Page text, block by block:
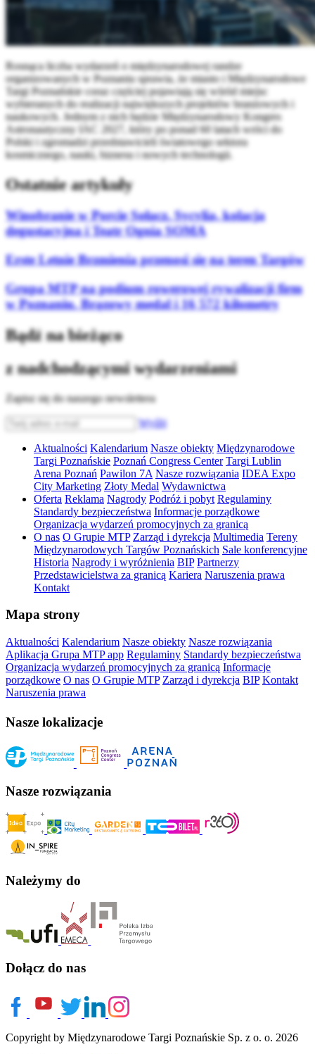
Rosnąca liczba wydarzeń o międzynarodowej randze
organizowanych w Poznaniu sprawia, że miasto i Międzynarodowe
Targi Poznańskie coraz częściej pojawiają się wśród miejsc
wybieranych do realizacji największych projektów branżowych i
naukowych. Jednym z nich będzie Międzynarodowy Kongres
Astronautyczny IAC 2027, który po ponad 60 latach wróci do
Polski i zgromadzi przedstawicieli światowego sektora
kosmicznego, nauki, biznesu i nowych technologii.
Ostatnie artykuły
Winobranie w Porcie Sołacz. Sycylia, kolacja
degustacyjna i Teatr Ognia SOMA
Erste Letnie Brzmienia przenosi się na teren Targów
Grupa MTP na podium rowerowej rywalizacji firm
w Poznaniu. Brązowy medal i 16 572 kilometry
Bądź na bieżąco
z nadchodzącymi wydarzeniami
Zapisz się do naszego newslettera
Wyślij
Aktualności Kalendarium Nasze obiekty Międzynarodowe
Targi Poznańskie Poznań Congress Center Targi Lublin
Arena Poznań Pawilon 7A Nasze rozwiązania IDEA Expo
City Marketing Złoty Medal Wydawnictwa
Oferta Reklama Nagrody Podróż i pobyt Regulaminy
Standardy bezpieczeństwa Informacje porządkowe
Organizacja wydarzeń promocyjnych za granicą
O nas O Grupie MTP Zarząd i dyrekcja Multimedia Tereny
Międzynarodowych Targów Poznańskich Sale konferencyjne
Historia Nagrody i wyróżnienia BIP Partnerzy
Przedstawicielstwa za granicą Kariera Naruszenia prawa
Kontakt
Mapa strony
Aktualności Kalendarium Nasze obiekty Nasze rozwiązania
Aplikacja Grupa MTP app Regulaminy Standardy bezpieczeństwa
Organizacja wydarzeń promocyjnych za granicą Informacje
porządkowe O nas O Grupie MTP Zarząd i dyrekcja BIP Kontakt
Naruszenia prawa
Nasze lokalizacje
Nasze rozwiązania
Należymy do
Dołącz do nas
Copyright by Międzynarodowe Targi Poznańskie Sp. z o. o. 2026